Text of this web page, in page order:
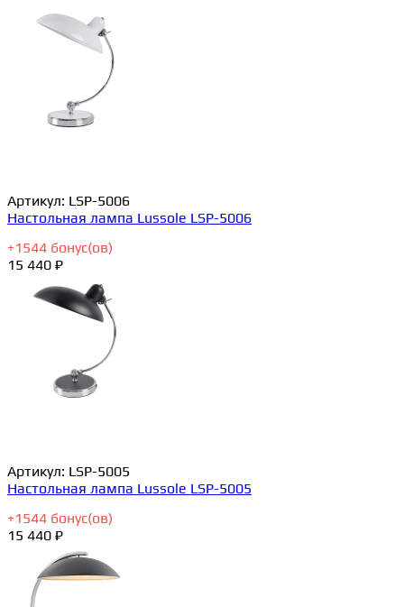
Артикул: LSP-5006
Настольная лампа Lussole LSP-5006
+1544 бонус(ов)
15 440 ₽
Артикул: LSP-5005
Настольная лампа Lussole LSP-5005
+1544 бонус(ов)
15 440 ₽